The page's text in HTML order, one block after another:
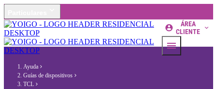
ÁREA
CLIENTE
Ayuda
Guías de dispositivos
TCL